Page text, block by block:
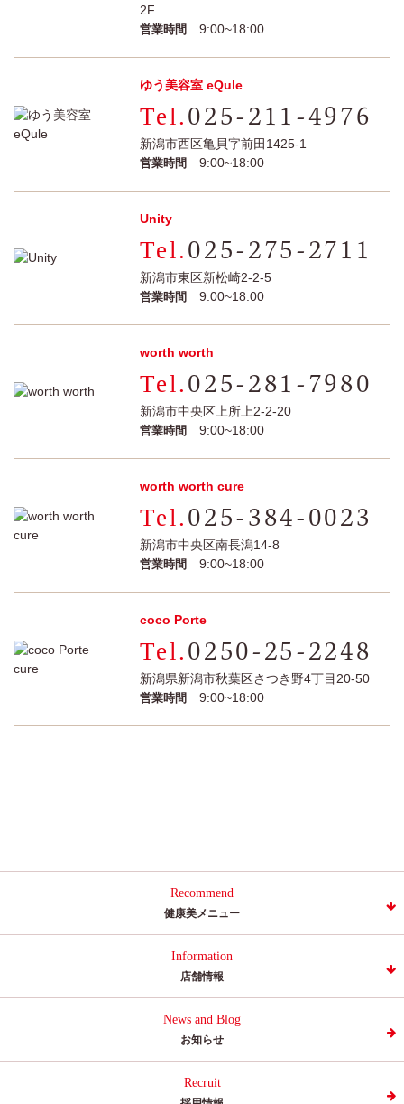
2F
営業時間 9:00~18:00
ゆう美容室 eQule
025-211-4976
新潟市西区亀貝字前田1425-1
営業時間 9:00~18:00
Unity
025-275-2711
新潟市東区新松崎2-2-5
営業時間 9:00~18:00
worth worth
025-281-7980
新潟市中央区上所上2-2-20
営業時間 9:00~18:00
worth worth cure
025-384-0023
新潟市中央区南長潟14-8
営業時間 9:00~18:00
coco Porte
0250-25-2248
新潟県新潟市秋葉区さつき野4丁目20-50
営業時間 9:00~18:00
Recommend
健康美メニュー
Information
店舗情報
News and Blog
お知らせ
Recruit